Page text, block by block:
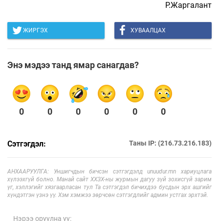
Р.Жаргалант
ЖИРГЭХ ХУВААЛЦАХ
Энэ мэдээ танд ямар санагдав?
0 0 0 0 0 0
Сэтгэгдэл: Таны IP: (216.73.216.183)
АНХААРУУЛГА: Уншигчдын бичсэн сэтгэгдэлд unuudur.mn хариуцлага
хүлээхгүй болно. Манай сайт ХХЗХ-ны журмын дагуу зүй зохисгүй зарим
үг, хэллэгийг хязгаарласан тул Та сэтгэгдэл бичихдээ бусдын эрх ашгийг
хүндэтгэн үзнэ үү. Хэм хэмжээ зөрчсөн сэтгэгдлийг админ устгах эрхтэй.